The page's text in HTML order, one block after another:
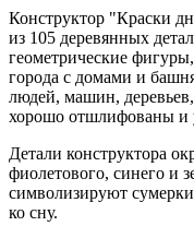
Конструктор "Краски
из 105 деревянных
геометрические
города с домами и
людей, машин,
хорошо отшлифованы и
Детали конструктора
фиолетового, синего и
символизируют
ко сну.